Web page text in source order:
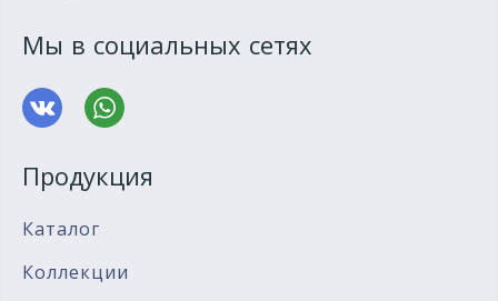
Мы в социальных сетях
Продукция
Каталог
Коллекции